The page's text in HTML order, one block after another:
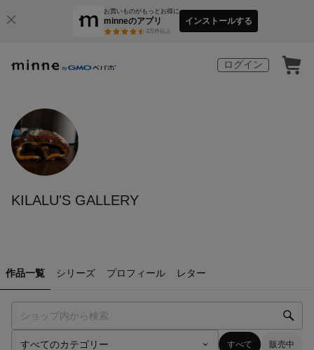
お買いものがもっとお得に
minneのアプリ
3万件以上
インストールする
ログイン
KILALU'S GALLERY
作品一覧 シリーズ プロフィール レター
すべて 販売中